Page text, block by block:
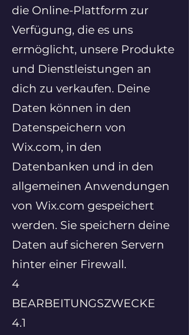
die Online-Plattform zur
Verfügung, die es uns
ermöglicht, unsere Produkte
und Dienstleistungen an
dich zu verkaufen. Deine
Daten können in den
Datenspeichern von
Wix.com, in den
Datenbanken und in den
allgemeinen Anwendungen
von Wix.com gespeichert
werden. Sie speichern deine
Daten auf sicheren Servern
hinter einer Firewall.
4
BEARBEITUNGSZWECKE
4.1